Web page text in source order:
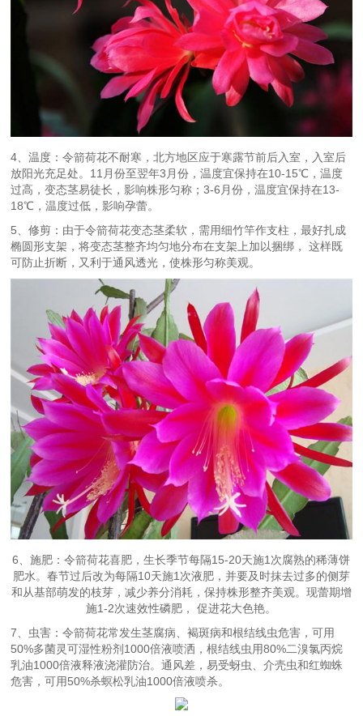
4、温度：令箭荷花不耐寒，北方地区应于寒露节前后入室，入室后
放阳光充足处。11月份至翌年3月份，温度宜保持在10-15℃，温度
过高，变态茎易徒长，影响株形匀称；3-6月份，温度宜保持在13-
18℃，温度过低，影响孕蕾。
5、修剪：由于令箭荷花变态茎柔软，需用细竹竿作支柱，最好扎成
椭圆形支架，将变态茎整齐均匀地分布在支架上加以捆绑， 这样既
可防止折断，又利于通风透光，使株形匀称美观。
6、施肥：令箭荷花喜肥，生长季节每隔15-20天施1次腐熟的稀薄饼
肥水。春节过后改为每隔10天施1次液肥，并要及时抹去过多的侧芽
和从基部萌发的枝芽，减少养分消耗，保持株形整齐美观。现蕾期增
施1-2次速效性磷肥， 促进花大色艳。
7、虫害：令箭荷花常发生茎腐病、褐斑病和根结线虫危害，可用
50%多菌灵可湿性粉剂1000倍液喷洒，根结线虫用80%二溴氯丙烷
乳油1000倍液释液浇灌防治。通风差，易受蚜虫、介壳虫和红蜘蛛
危害，可用50%杀螟松乳油1000倍液喷杀。